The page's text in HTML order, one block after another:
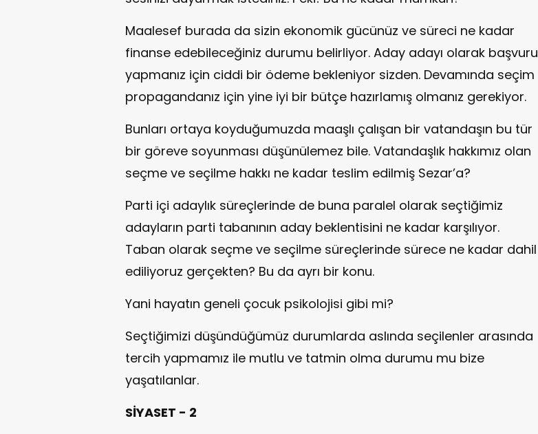
Maalesef burada da sizin ekonomik gücünüz ve süreci ne kadar
finanse edebileceğiniz durumu belirliyor. Aday adayı olarak başvuru
yapmanız için ciddi bir ödeme bekleniyor sizden. Devamında seçim
propagandanız için yine iyi bir bütçe hazırlamış olmanız gerekiyor.
Bunları ortaya koyduğumuzda maaşlı çalışan bir vatandaşın bu tür
bir göreve soyunması düşünülemez bile. Vatandaşlık hakkımız olan
seçme ve seçilme hakkı ne kadar teslim edilmiş Sezar’a?
Parti içi adaylık süreçlerinde de buna paralel olarak seçtiğimiz
adayların parti tabanının aday beklentisini ne kadar karşılıyor.
Taban olarak seçme ve seçilme süreçlerinde sürece ne kadar dahil
ediliyoruz gerçekten? Bu da ayrı bir konu.
Yani hayatın geneli çocuk psikolojisi gibi mi?
Seçtiğimizi düşündüğümüz durumlarda aslında seçilenler arasında
tercih yapmamız ile mutlu ve tatmin olma durumu mu bize
yaşatılanlar.
SİYASET - 2